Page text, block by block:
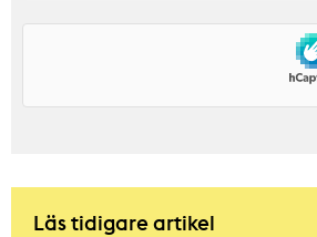
Läs tidigare artikel